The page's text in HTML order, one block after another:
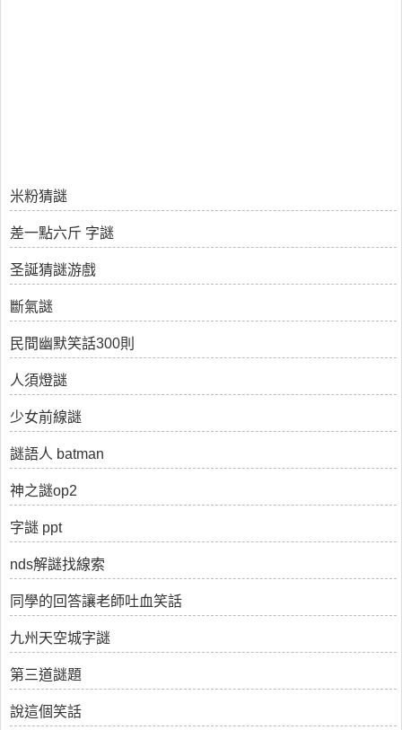
米粉猜謎
差一點六斤 字謎
圣誕猜謎游戲
斷氣謎
民間幽默笑話300則
人須燈謎
少女前線謎
謎語人 batman
神之謎op2
字謎 ppt
nds解謎找線索
同學的回答讓老師吐血笑話
九州天空城字謎
第三道謎題
說這個笑話